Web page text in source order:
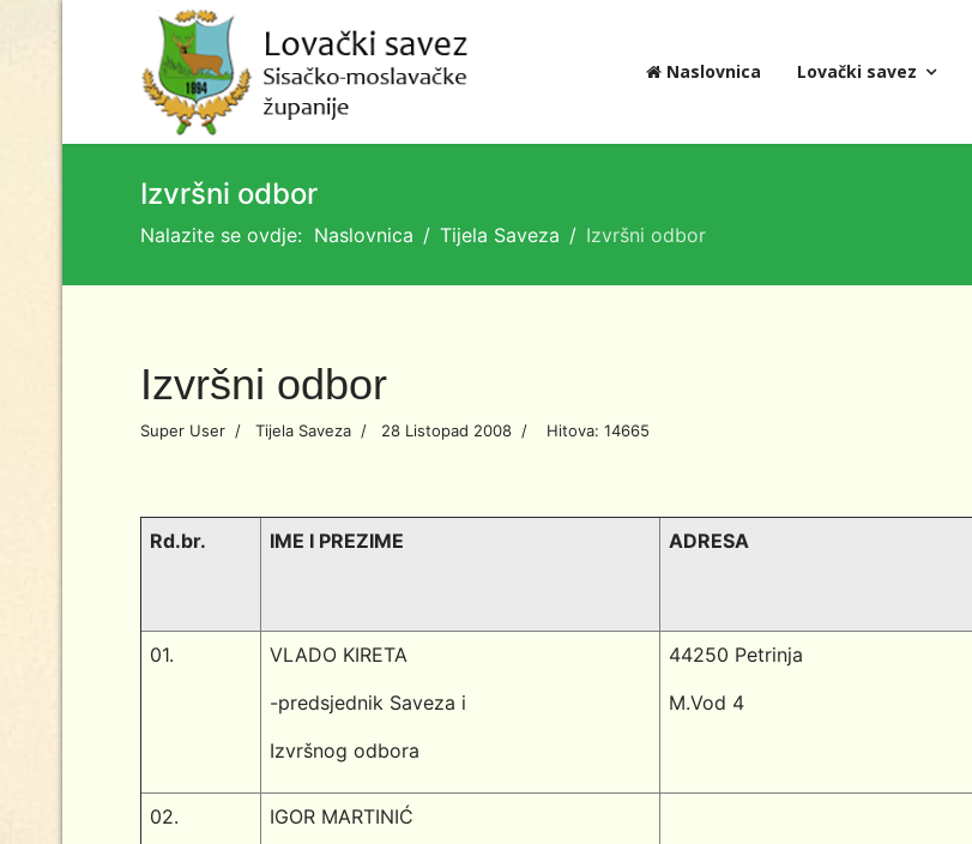
Naslovnica Lovački savez
Izvršni odbor
Nalazite se ovdje: Naslovnica Tijela Saveza Izvršni odbor
Izvršni odbor
Super User Tijela Saveza 28 Listopad 2008 Hitova: 14665
Rd.br. IME I PREZIME ADRESA
01.
VLADO KIRETA
-predsjednik Saveza i
Izvršnog odbora
44250 Petrinja
M.Vod 4
02.
IGOR MARTINIĆ